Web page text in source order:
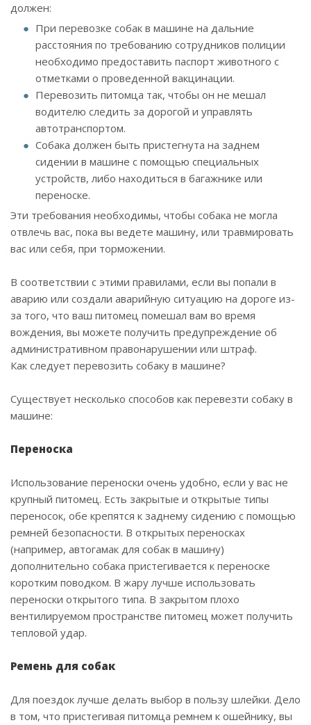
должен:
При перевозке собак в машине на дальние
расстояния по требованию сотрудников полиции
необходимо предоставить паспорт животного с
отметками о проведенной вакцинации.
Перевозить питомца так, чтобы он не мешал
водителю следить за дорогой и управлять
автотранспортом.
Собака должен быть пристегнута на заднем
сидении в машине с помощью специальных
устройств, либо находиться в багажнике или
переноске.
Эти требования необходимы, чтобы собака не могла
отвлечь вас, пока вы ведете машину, или травмировать
вас или себя, при торможении.
В соответствии с этими правилами, если вы попали в
аварию или создали аварийную ситуацию на дороге из-
за того, что ваш питомец помешал вам во время
вождения, вы можете получить предупреждение об
административном правонарушении или штраф.
Как следует перевозить собаку в машине?
Существует несколько способов как перевезти собаку в
машине:
Переноска
Использование переноски очень удобно, если у вас не
крупный питомец. Есть закрытые и открытые типы
переносок, обе крепятся к заднему сидению с помощью
ремней безопасности. В открытых переносках
(например, автогамак для собак в машину)
дополнительно собака пристегивается к переноске
коротким поводком. В жару лучше использовать
переноски открытого типа. В закрытом плохо
вентилируемом пространстве питомец может получить
тепловой удар.
Ремень для собак
Для поездок лучше делать выбор в пользу шлейки. Дело
в том, что пристегивая питомца ремнем к ошейнику, вы